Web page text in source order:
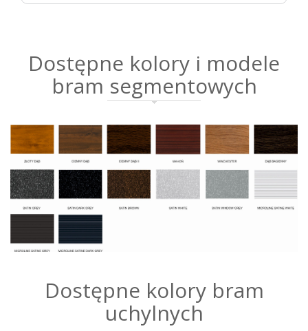
Dostępne kolory i modele
bram segmentowych
Dostępne kolory bram
uchylnych